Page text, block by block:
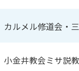
カルメル修道会・
小金井教会ミサ説